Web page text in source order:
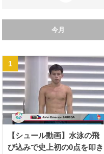
今月
【シュール動画】水泳の飛
び込みで史上初の0点を叩き